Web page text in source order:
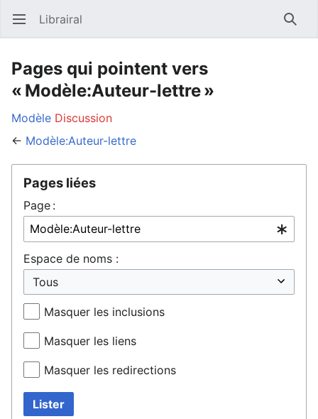
Ouvrir le menu principal Librairal
Pages qui pointent vers
« Modèle:Auteur-lettre »
Modèle Discussion
← Modèle:Auteur-lettre
Pages liées
Page :
Espace de noms :
Masquer les inclusions
Masquer les liens
Masquer les redirections
Lister